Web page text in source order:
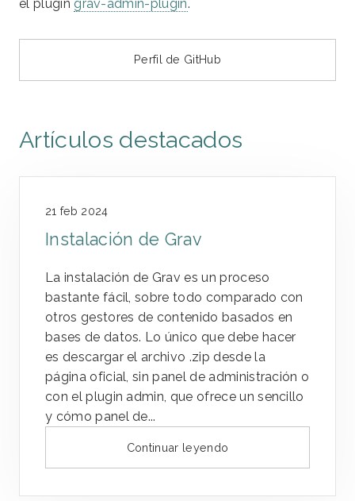
el plugin grav-admin-plugin.
Perfil de GitHub
Artículos destacados
21 feb 2024
Instalación de Grav
La instalación de Grav es un proceso
bastante fácil, sobre todo comparado con
otros gestores de contenido basados en
bases de datos. Lo único que debe hacer
es descargar el archivo .zip desde la
página oficial, sin panel de administración o
con el plugin admin, que ofrece un sencillo
y cómo panel de...
Continuar leyendo